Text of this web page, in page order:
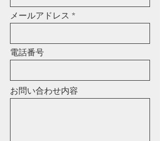
メールアドレス
電話番号
お問い合わせ内容